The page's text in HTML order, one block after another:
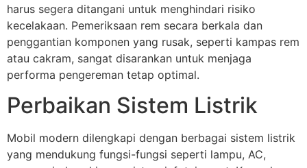
harus segera ditangani untuk menghindari risiko
kecelakaan. Pemeriksaan rem secara berkala dan
penggantian komponen yang rusak, seperti kampas rem
atau cakram, sangat disarankan untuk menjaga
performa pengereman tetap optimal.
Perbaikan Sistem Listrik
Mobil modern dilengkapi dengan berbagai sistem listrik
yang mendukung fungsi-fungsi seperti lampu, AC,